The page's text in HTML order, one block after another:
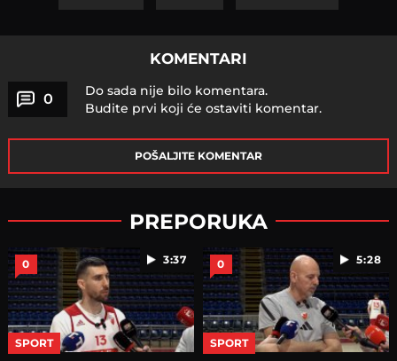
KOMENTARI
0
Do sada nije bilo komentara.
Budite prvi koji će ostaviti komentar.
POŠALJITE KOMENTAR
PREPORUKA
3:37
0
SPORT
5:28
0
SPORT